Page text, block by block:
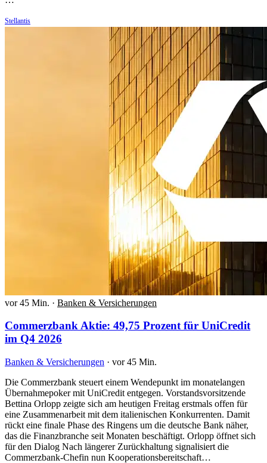
Stellantis
vor 45 Min. · Banken & Versicherungen
Commerzbank Aktie: 49,75 Prozent für UniCredit
im Q4 2026
Banken & Versicherungen · vor 45 Min.
Die Commerzbank steuert einem Wendepunkt im monatelangen
Übernahmepoker mit UniCredit entgegen. Vorstandsvorsitzende
Bettina Orlopp zeigte sich am heutigen Freitag erstmals offen für
eine Zusammenarbeit mit dem italienischen Konkurrenten. Damit
rückt eine finale Phase des Ringens um die deutsche Bank näher,
das die Finanzbranche seit Monaten beschäftigt. Orlopp öffnet sich
für den Dialog Nach längerer Zurückhaltung signalisiert die
Commerzbank-Chefin nun Kooperationsbereitschaft…